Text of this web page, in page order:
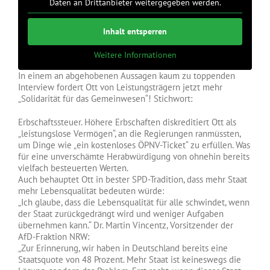
Daten an Drittanbieter weitergegeben werden.
Inhalt entsperren
Weitere Informationen
In einem an abgehobenen Aussagen kaum zu toppenden
Interview fordert Ott von Leistungsträgern jetzt mehr
„Solidarität für das Gemeinwesen“! Stichwort:
Erbschaftssteuer. Höhere Erbschaften diskreditiert Ott als
„leistungslose Vermögen“, an die Regierungen ranmüssten,
um Dinge wie „ein kostenloses ÖPNV-Ticket“ zu erfüllen. Was
für eine unverschämte Herabwürdigung von ohnehin bereits
vielfach besteuerten Werten.
Auch behauptet Ott in bester SPD-Tradition, dass mehr Staat
mehr Lebensqualität bedeuten würde:
„Ich glaube, dass die Lebensqualität für alle schwindet, wenn
der Staat zurückgedrängt wird und weniger Aufgaben
übernehmen kann.“ Dr. Martin Vincentz, Vorsitzender der
AfD-Fraktion NRW:
„Zur Erinnerung, wir haben in Deutschland bereits eine
Staatsquote von 48 Prozent. Mehr Staat ist keineswegs die